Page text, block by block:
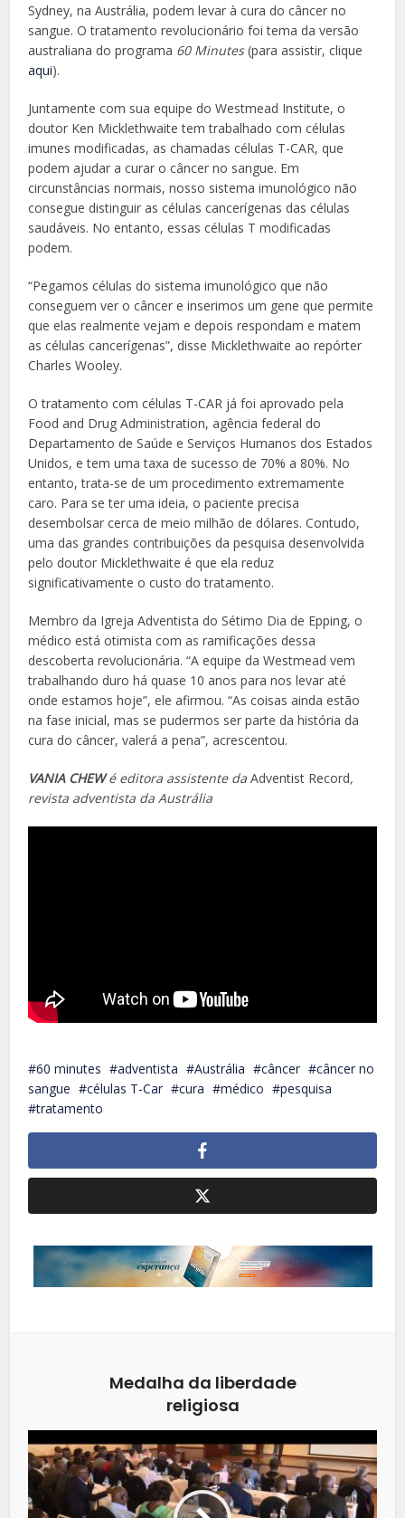
Sydney, na Austrália, podem levar à cura do câncer no
sangue. O tratamento revolucionário foi tema da versão
australiana do programa 60 Minutes(para assistir, clique
aqui).
Juntamente com sua equipe do Westmead Institute, o
doutor Ken Micklethwaite tem trabalhado com células
imunes modificadas, as chamadas células T-CAR, que
podem ajudar a curar o câncer no sangue. Em
circunstâncias normais, nosso sistema imunológico não
consegue distinguir as células cancerígenas das células
saudáveis. No entanto, essas células T modificadas
podem.
“Pegamos células do sistema imunológico que não
conseguem ver o câncer e inserimos um gene que permite
que elas realmente vejam e depois respondam e matem
as células cancerígenas”, disse Micklethwaite ao repórter
Charles Wooley.
O tratamento com células T-CAR já foi aprovado pela
Food and Drug Administration, agência federal do
Departamento de Saúde e Serviços Humanos dos Estados
Unidos, e tem uma taxa de sucesso de 70% a 80%. No
entanto, trata-se de um procedimento extremamente
caro. Para se ter uma ideia, o paciente precisa
desembolsar cerca de meio milhão de dólares. Contudo,
uma das grandes contribuições da pesquisa desenvolvida
pelo doutor Micklethwaite é que ela reduz
significativamente o custo do tratamento.
Membro da Igreja Adventista do Sétimo Dia de Epping, o
médico está otimista com as ramificações dessa
descoberta revolucionária. “A equipe da Westmead vem
trabalhando duro há quase 10 anos para nos levar até
onde estamos hoje”, ele afirmou. “As coisas ainda estão
na fase inicial, mas se pudermos ser parte da história da
cura do câncer, valerá a pena”, acrescentou.
VANIA CHEWé editora assistente daAdventist Record,
revista adventista da Austrália
60 minutes adventista Austrália câncer
câncer no
sangue
células T-Car cura médico
pesquisa
tratamento
Medalha da liberdade
religiosa